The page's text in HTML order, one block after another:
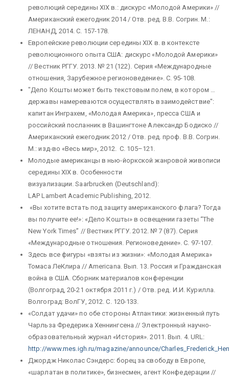
революций середины XIX в.: дискурс «Молодой Америки» //
Американский ежегодник 2014 / Отв. ред. В.В. Согрин. М.:
ЛЕНАНД, 2014. С. 157-178.
Европейские революции середины XIX в. в контексте
революционного опыта США: дискурс «Молодой Америки»
// Вестник РГГУ. 2013. № 21 (122). Серия «Международные
отношения, Зарубежное регионоведение». С. 95-108.
"Дело Кошты может быть текстовым полем, в котором …
державы намереваются осуществлять взаимодействие":
капитан Инграхем, «Молодая Америка», пресса США и
российский посланник в Вашингтоне Александр Бодиско //
Американский ежегодник 2012 / Отв. ред. проф. В.В. Согрин.
М.: изд-во «Весь мир», 2012. С. 105–121.
Молодые американцы в нью-йоркской жанровой живописи
середины XIX в. Особенности
визуализации. Saarbrucken (Deutschland):
LAP Lambert Academic Publishing, 2012.
«Вы хотите встать под защиту американского флага? Тогда
вы получите ее!»: «Дело Кошты» в освещении газеты “The
New York Times” // Вестник РГГУ. 2012. № 7 (87). Серия
«Международные отношения. Регионоведение». С. 97-107.
Здесь все фигуры «взяты из жизни»: «Молодая Америка»
Томаса ЛеКлира // Americana. Вып. 13. Россия и Гражданская
война в США. Сборник материалов конференции
(Волгоград, 20-21 октября 2011 г.) / Отв. ред. И.И. Курилла.
Волгоград: ВолГУ, 2012. С. 120-133.
«Cолдат удачи» по обе стороны Атлантики: жизненный путь
Чарльза Фредерика Хеннингсена // Электронный научно-
образовательный журнал «История». 2011. Вып. 4. URL:
http://www.mes.igh.ru/magazine/announce/
Джордж Николас Сэндерс: борец за свободу в Европе,
«шарлатан в политике», бизнесмен, агент Конфедерации //